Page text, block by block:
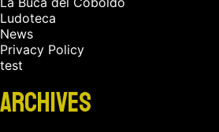
Ludoteca
News
Privacy Policy
test
Archives